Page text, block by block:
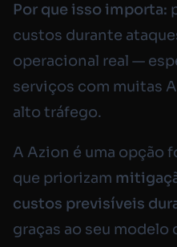
Por que isso importa:
custos durante
operacional real —
serviços com muitas
alto tráfego.
A Azion é uma opção
que priorizam
custos previsíveis
graças ao seu